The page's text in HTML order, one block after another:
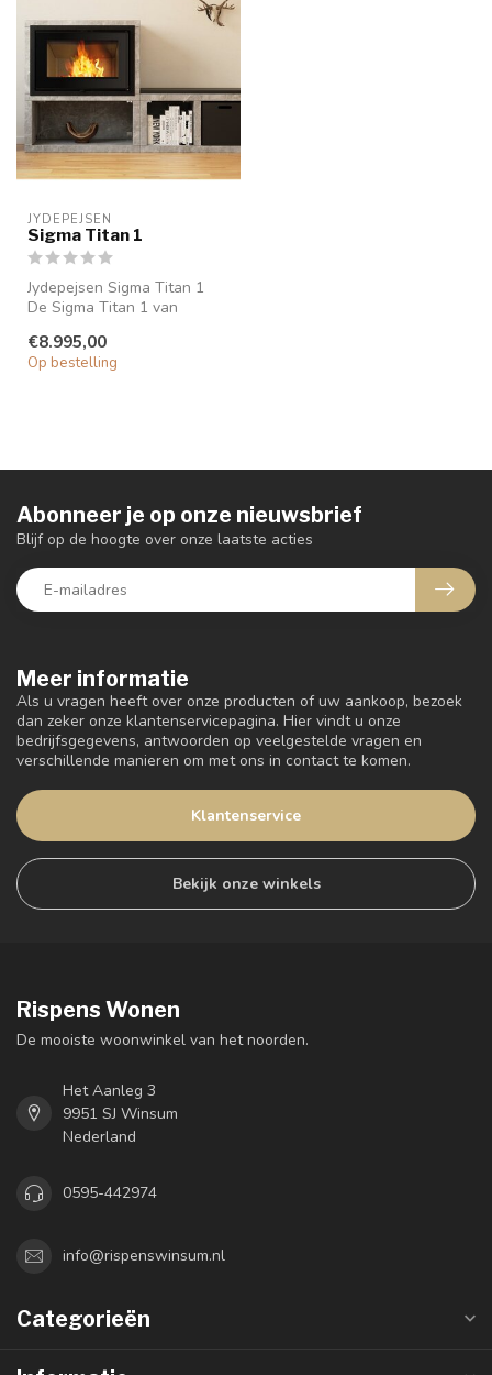
JYDEPEJSEN
Sigma Titan 1
Jydepejsen Sigma Titan 1
De Sigma Titan 1 van
meubel van...
€8.995,00
Op bestelling
Meer informatie
Als u vragen heeft over onze producten of uw aankoop, bezoek
dan zeker onze klantenservicepagina. Hier vindt u onze
bedrijfsgegevens, antwoorden op veelgestelde vragen en
verschillende manieren om met ons in contact te komen.
Klantenservice
Bekijk onze winkels
Abonneer je op onze nieuwsbrief
Blijf op de hoogte over onze laatste acties
Rispens Wonen
De mooiste woonwinkel van het noorden.
Het Aanleg 3
9951 SJ Winsum
Nederland
0595-442974
info@rispenswinsum.nl
Categorieën